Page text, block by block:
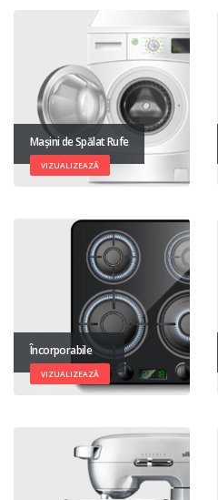
Mașini de Spălat Rufe
VIZUALIZEAZĂ
Încorporabile
VIZUALIZEAZĂ